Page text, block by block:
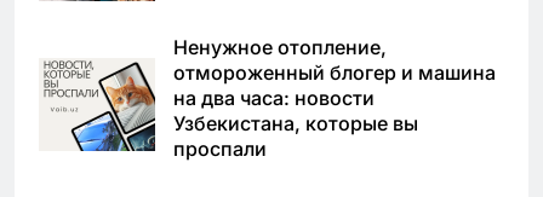
Ненужное отопление,
отмороженный блогер и машина
на два часа: новости
Узбекистана, которые вы
проспали